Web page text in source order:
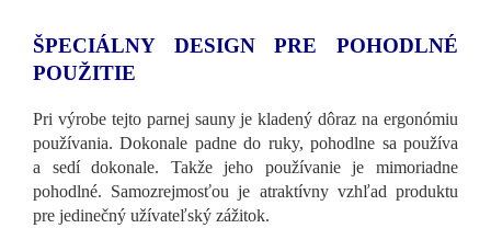
ŠPECIÁLNY DESIGN PRE POHODLNÉ
POUŽITIE
Pri výrobe tejto parnej sauny je kladený dôraz na ergonómiu
používania. Dokonale padne do ruky, pohodlne sa používa
a sedí dokonale. Takže jeho používanie je mimoriadne
pohodlné. Samozrejmosťou je atraktívny vzhľad produktu
pre jedinečný užívateľský zážitok.